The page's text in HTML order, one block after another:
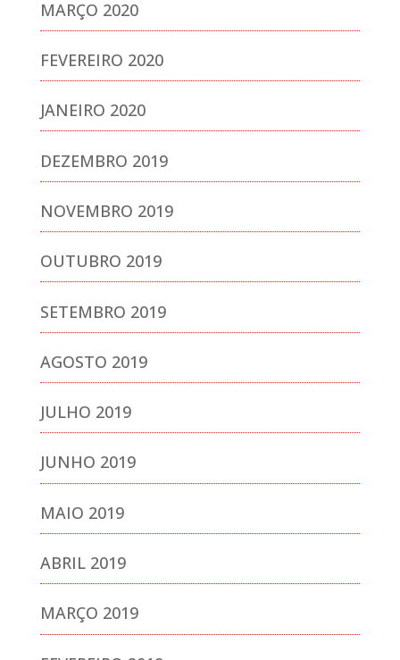
MARÇO 2020
FEVEREIRO 2020
JANEIRO 2020
DEZEMBRO 2019
NOVEMBRO 2019
OUTUBRO 2019
SETEMBRO 2019
AGOSTO 2019
JULHO 2019
JUNHO 2019
MAIO 2019
ABRIL 2019
MARÇO 2019